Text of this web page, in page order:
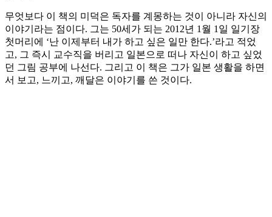
무엇보다 이 책의 미덕은 독자를 계몽하는 것이 아니라 자신의
이야기라는 점이다. 그는 50세가 되는 2012년 1월 1일 일기장
첫머리에 ‘난 이제부터 내가 하고 싶은 일만 한다.’라고 적었
고, 그 즉시 교수직을 버리고 일본으로 떠나 자신이 하고 싶었
던 그림 공부에 나선다. 그리고 이 책은 그가 일본 생활을 하면
서 보고, 느끼고, 깨달은 이야기를 쓴 것이다.